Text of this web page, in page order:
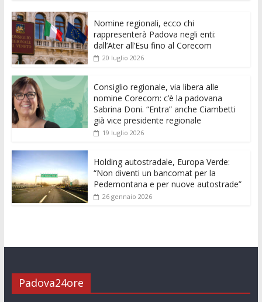
e
b
o
o
k
itt
er l s
A
p
p
ss
e
n
er
di
t
k
e
dI
di
vi
Nomine regionali, ecco chi
rappresenterà Padova negli enti:
dall’Ater all’Esu fino al Corecom
20 luglio 2026
Consiglio regionale, via libera alle
nomine Corecom: c’è la padovana
Sabrina Doni. “Entra” anche Ciambetti
già vice presidente regionale
19 luglio 2026
Holding autostradale, Europa Verde:
“Non diventi un bancomat per la
Pedemontana e per nuove autostrade”
26 gennaio 2026
Padova24ore